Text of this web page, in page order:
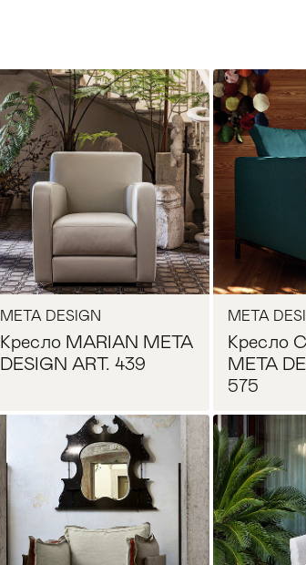
Прихожая
Детская мебель
Двери и перегородки
Запросить цену
META DESIGN
Кресло MARIAN META
DESIGN ART. 439
META
Кресло
META
575